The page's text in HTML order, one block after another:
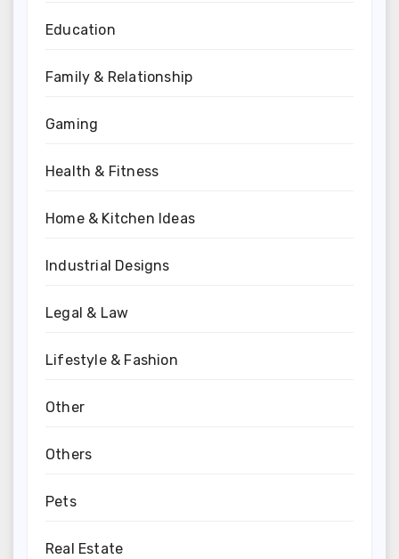
Education
Family & Relationship
Gaming
Health & Fitness
Home & Kitchen Ideas
Industrial Designs
Legal & Law
Lifestyle & Fashion
Other
Others
Pets
Real Estate